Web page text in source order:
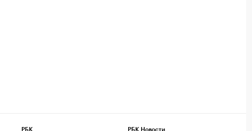
РБК РБК Новости